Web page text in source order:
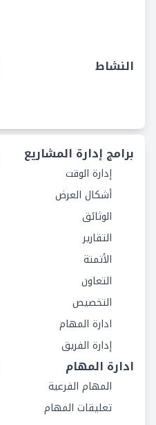
النشاط
برامج إدارة المشاريع
إدارة الوقت
أشكال العرض
الوثائق
التقارير
الأتمتة
التعاون
التخصيص
ادارة المهام
إدارة الفريق
ادارة المهام
المهام الفرعية
تعليقات المهام